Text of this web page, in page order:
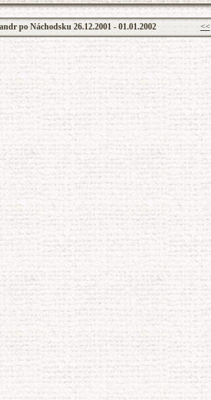
po Náchodsku 26.12.2001 - 01.01.2002 <<